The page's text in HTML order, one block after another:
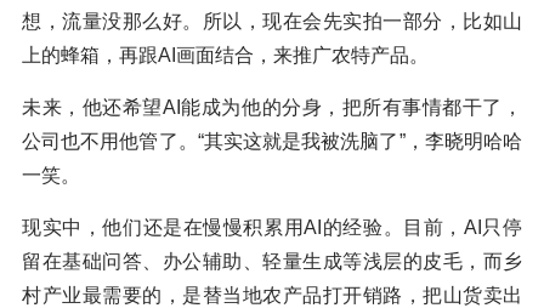
想，流量没那么好。所以，现在会先实拍一部分，比如山
上的蜂箱，再跟AI画面结合，来推广农特产品。
未来，他还希望AI能成为他的分身，把所有事情都干了，
公司也不用他管了。“其实这就是我被洗脑了”，李晓明哈哈
一笑。
现实中，他们还是在慢慢积累用AI的经验。目前，AI只停
留在基础问答、办公辅助、轻量生成等浅层的皮毛，而乡
村产业最需要的，是替当地农产品打开销路，把山货卖出